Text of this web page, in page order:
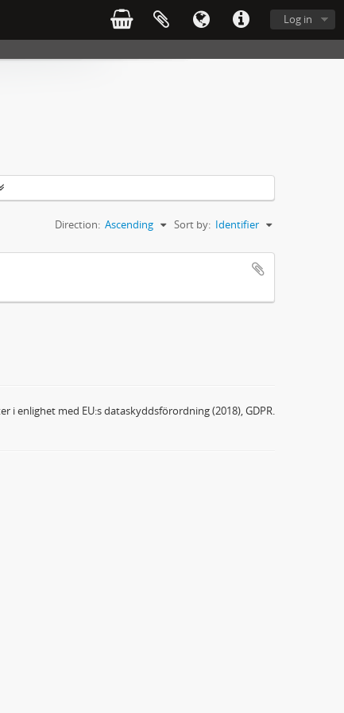
Log in
Sort by: Identifier
Direction: Ascending
enlighet med EU:s dataskyddsförordning (2018), GDPR.